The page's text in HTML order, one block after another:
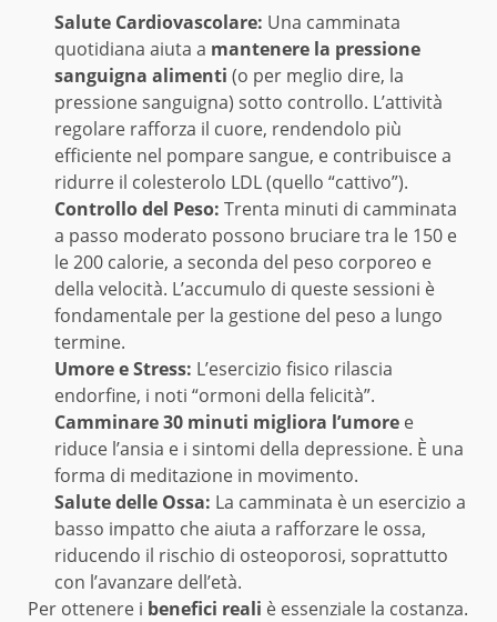
Salute Cardiovascolare: Una camminata
quotidiana aiuta a mantenere la pressione
sanguigna alimenti (o per meglio dire, la
pressione sanguigna) sotto controllo. L’attività
regolare rafforza il cuore, rendendolo più
efficiente nel pompare sangue, e contribuisce a
ridurre il colesterolo LDL (quello “cattivo”).
Controllo del Peso: Trenta minuti di camminata
a passo moderato possono bruciare tra le 150 e
le 200 calorie, a seconda del peso corporeo e
della velocità. L’accumulo di queste sessioni è
fondamentale per la gestione del peso a lungo
termine.
Umore e Stress: L’esercizio fisico rilascia
endorfine, i noti “ormoni della felicità”.
Camminare 30 minuti migliora l’umore e
riduce l’ansia e i sintomi della depressione. È una
forma di meditazione in movimento.
Salute delle Ossa: La camminata è un esercizio a
basso impatto che aiuta a rafforzare le ossa,
riducendo il rischio di osteoporosi, soprattutto
con l’avanzare dell’età.
Per ottenere i benefici reali è essenziale la costanza.